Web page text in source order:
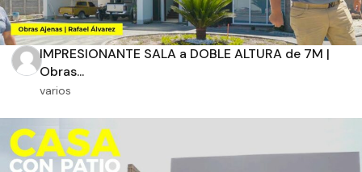
IMPRESIONANTE SALA a DOBLE ALTURA de 7M |
Obras...
varios